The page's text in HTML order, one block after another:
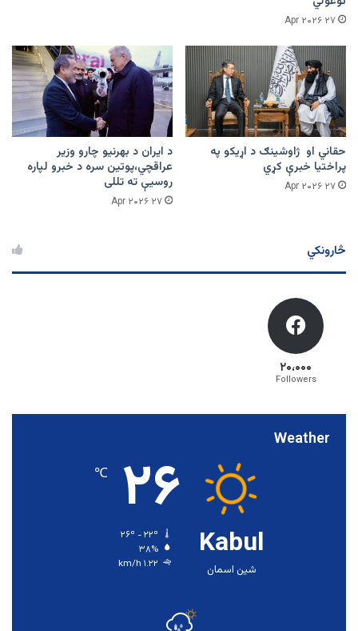
۲۷ Apr ۲۰۲۶
حقاني او ژاوشینګ د اړیکو په
پراختیا خبرې کړي
۲۷ Apr ۲۰۲۶
د ایران د بهرنیو چارو وزیر
عراقچي،پوتین سره د خبرو لپاره
روسیې ته تللی
۲۷ Apr ۲۰۲۶
څارونکي
۲۰،۰۰۰
Followers
Weather
Kabul
شین اسمان
۲۶ ℃
۳۸%
۱.۲۲ km/h